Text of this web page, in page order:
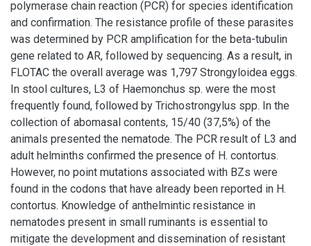
polymerase chain reaction (PCR) for species identification
and confirmation. The resistance profile of these parasites
was determined by PCR amplification for the beta-tubulin
gene related to AR, followed by sequencing. As a result, in
FLOTAC the overall average was 1,797 Strongyloidea eggs.
In stool cultures, L3 of Haemonchus sp. were the most
frequently found, followed by Trichostrongylus spp. In the
collection of abomasal contents, 15/40 (37,5%) of the
animals presented the nematode. The PCR result of L3 and
adult helminths confirmed the presence of H. contortus.
However, no point mutations associated with BZs were
found in the codons that have already been reported in H.
contortus. Knowledge of anthelmintic resistance in
nematodes present in small ruminants is essential to
mitigate the development and dissemination of resistant